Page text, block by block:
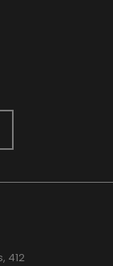
412